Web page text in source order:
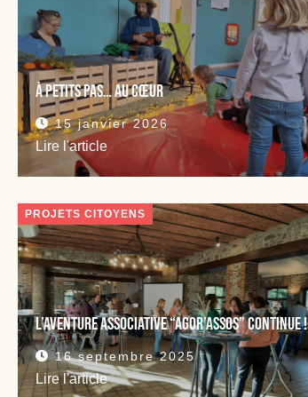
À petits pas… Au cœur
15 janvier 2026
Lire l'article
PROJETS CITOYENS
L’aventure associative “Agor’Assos” continue !
16 septembre 2025
Lire l'article